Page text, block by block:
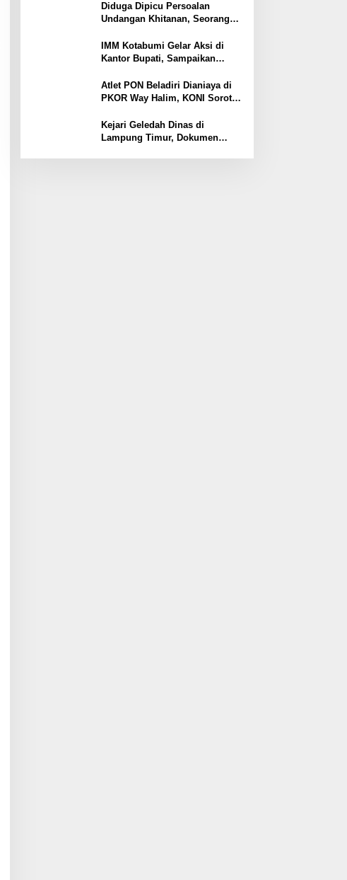
Diduga Dipicu Persoalan
Undangan Khitanan, Seorang
Tertembak
IMM Kotabumi Gelar Aksi di
Kantor Bupati, Sampaikan
Pemkab Lampung Utara
Atlet PON Beladiri Dianiaya di
PKOR Way Halim, KONI Soroti
Kawasan
Kejari Geledah Dinas di
Lampung Timur, Dokumen